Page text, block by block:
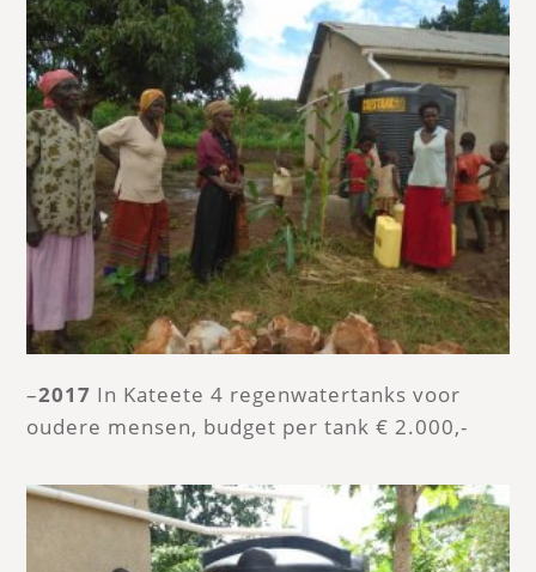
–2017 In Kateete 4 regenwatertanks voor
oudere mensen, budget per tank € 2.000,-